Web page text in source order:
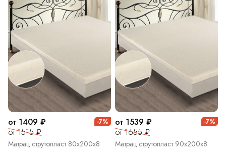
от 1409 ₽
от 1515 ₽
-7%
Матрац струтопласт 80х200х8
от 1539 ₽
от 1655 ₽
-7%
Матрац струтопласт 90х200х8